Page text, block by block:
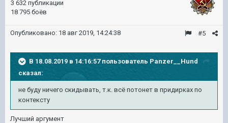
3 632 публикации
18 795 боёв
#5
Опубликовано: 18 авг 2019, 14:24:38
В 18.08.2019 в 14:16:57 пользователь Panzer__Hund
сказал:
не буду ничего скидывать, т.к. всё потонет в придирках по
контексту
Лучший аргумент